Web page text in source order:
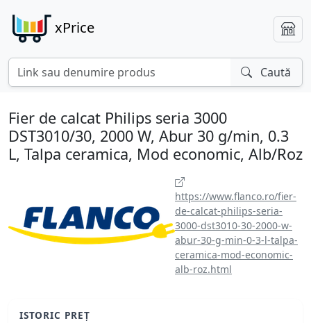
xPrice
Caută
Fier de calcat Philips seria 3000
DST3010/30, 2000 W, Abur 30 g/min, 0.3
L, Talpa ceramica, Mod economic, Alb/Roz
https://www.flanco.ro/fier-
de-calcat-philips-seria-
3000-dst3010-30-2000-w-
abur-30-g-min-0-3-l-talpa-
ceramica-mod-economic-
alb-roz.html
ISTORIC PREȚ